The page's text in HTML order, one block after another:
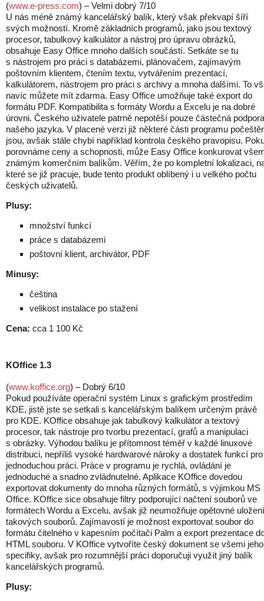
(www.e-press.com) – Velmi dobrý 7/10
U nás méně známý kancelářský balík, který však překvapí šíří
svých možností. Kromě základních programů, jako jsou textový
procesor, tabulkový kalkulátor a nástroj pro úpravu obrázků,
obsahuje Easy Office mnoho dalších součástí. Setkáte se tu
s nástrojem pro práci s databázemi, plánovačem, zajímavým
poštovním klientem, čtením textu, vytvářením prezentací,
kalkulátorem, nástrojem pro práci s archivy a mnoha dalšími. To
navíc můžete mít zdarma. Easy Office umožňuje také export do
formátu PDF. Kompatibilita s formáty Wordu a Excelu je na dobré
úrovni. Českého uživatele patrně nepotěší pouze částečná podpora
našeho jazyka. V placené verzi již některé části programu
jsou, avšak stále chybí například kontrola českého pravopisu.
porovnáme ceny a schopnosti, může Easy Office konkurovat
známým komerčním balíkům. Věřím, že po kompletní lokalizaci,
které se již pracuje, bude tento produkt oblíbený i u velkého počtu
českých uživatelů.
Plusy:
množství funkcí
práce s databázemi
poštovní klient, archivátor, PDF
Minusy:
čeština
velikost instalace po stažení
Cena: cca 1 100 Kč
KOffice 1.3
(www.koffice.org) – Dobrý 6/10
Pokud používáte operační systém Linux s grafickým prostředím
KDE, jistě jste se set­kali s kancelářským balíkem určeným právě
pro KDE. KOffice obsahuje jak tabulkový kalkulátor a textový
procesor, tak nástroje pro tvorbu prezentací, grafů a manipulaci
s obrázky. Výhodou balíku je přítomnost téměř v každé linuxové
distribuci, nepříliš vysoké hardwarové nároky a dostatek funkcí pro
jednoduchou práci. Práce v programu je rychlá, ovládání je
jednoduché a snadno zvládnutelné. Aplikace KOffice dovedou
exportovat dokumenty do mnoha různých formátů, s výjimkou MS
Office. KOffice sice obsahuje filtry podporující načtení souborů ve
formátech Wordu a Excelu, avšak již neumožňuje opětovné uložení
takových souborů. Zajímavostí je možnost exportovat soubor do
formátu čitelného v kapesním počítači Palm a export prezentace
HTML souboru. V KOffice vytvoříte český dokument se všemi jeho
specifiky, avšak pro rozumnější práci doporučuji využít jiný balík
kancelářských programů.
Plusy: